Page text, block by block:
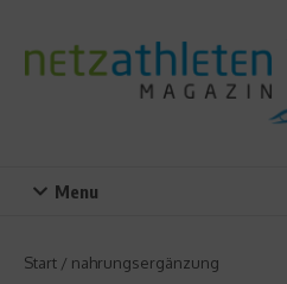
Menu
Start / nahrungsergänzung